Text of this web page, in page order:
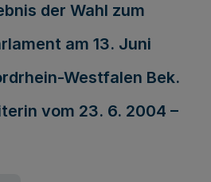
der Wahl zum
am 13. Juni
Westfalen Bek.
vom 23. 6. 2004 –